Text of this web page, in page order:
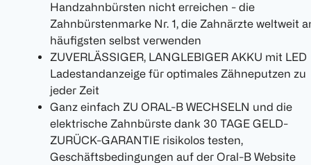
Handzahnbürsten nicht erreichen - die
Zahnbürstenmarke Nr. 1, die Zahnärzte weltweit
häufigsten selbst verwenden
ZUVERLÄSSIGER, LANGLEBIGER AKKU mit LED
Ladestandanzeige für optimales Zähneputzen zu
jeder Zeit
Ganz einfach ZU ORAL-B WECHSELN und die
elektrische Zahnbürste dank 30 TAGE GELD-
ZURÜCK-GARANTIE risikolos testen,
Geschäftsbedingungen auf der Oral-B Website